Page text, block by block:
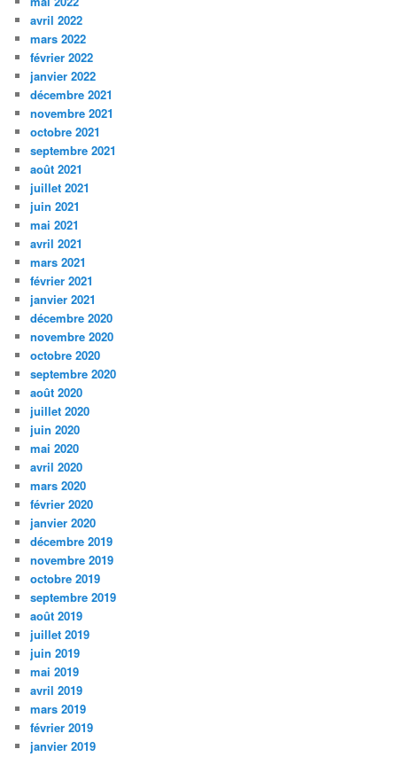
avril 2022
mars 2022
février 2022
janvier 2022
décembre 2021
novembre 2021
octobre 2021
septembre 2021
août 2021
juillet 2021
juin 2021
mai 2021
avril 2021
mars 2021
février 2021
janvier 2021
décembre 2020
novembre 2020
octobre 2020
septembre 2020
août 2020
juillet 2020
juin 2020
mai 2020
avril 2020
mars 2020
février 2020
janvier 2020
décembre 2019
novembre 2019
octobre 2019
septembre 2019
août 2019
juillet 2019
juin 2019
mai 2019
avril 2019
mars 2019
février 2019
janvier 2019